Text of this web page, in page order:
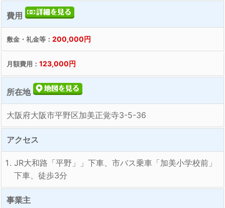
費用
敷金・礼金等： 200,000円
月額費用： 123,000円
所在地
大阪府大阪市平野区加美正覚寺3-5-36
アクセス
JR大和路「平野」」下車、市バス乗車「加美小学校前」
下車、徒歩3分
事業主